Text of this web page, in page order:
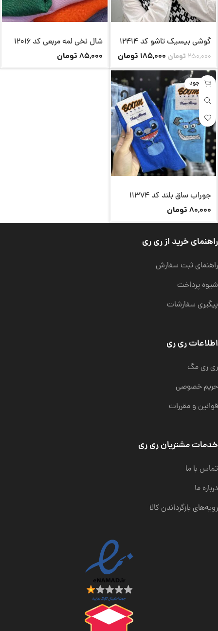
گوشی بیسیک تاشو کد 12414
250,000تومان 185,000 تومان
شال نخی لمه مربعی کد 12016
85,000 تومان
ناموجود
جوراب ساق بلند کد 11374
80,000 تومان
راهنمای خرید از ری ری
راهنمای ثبت سفارش
شیوه پرداخت
پیگیری سفارشات
اطلاعات ری ری
ری ری مگ
حریم خصوصی
قوانین و مقررات
خدمات مشتریان ری ری
تماس با ما
درباره ما
رویه‌های بازگرداندن کالا